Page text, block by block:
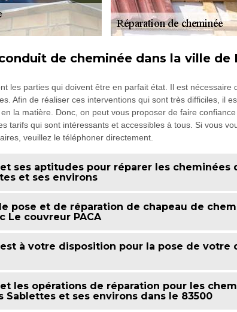
de cheminée dans la ville de
les parties qui doivent être en parfait état. Il est nécessaire
Afin de réaliser ces interventions qui sont très difficiles, il
la matière. Donc, on peut vous proposer de faire
tarifs qui sont intéressants et accessibles à tous. Si vous
veuillez le téléphoner directement.
et ses aptitudes pour réparer les cheminées
et ses environs
pose et de réparation de chapeau de
Le couvreur PACA
est à votre disposition pour la pose de votre
et les opérations de réparation pour les
Sablettes et ses environs dans le 83500